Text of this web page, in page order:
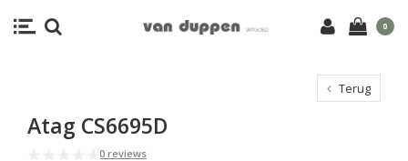
0
Terug
Atag CS6695D
0 reviews